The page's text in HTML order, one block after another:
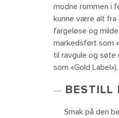
modne rommen i
kunne være alt fra
fargeløse og
markedsført som
til ravgule og
som «Gold Label»).
BESTILL
Smak på den